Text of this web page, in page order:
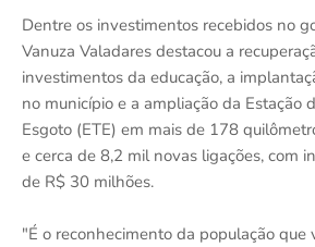
Dentre os investimentos recebidos no
Vanuza Valadares destacou a
investimentos da educação, a
no município e a ampliação da Estação
Esgoto (ETE) em mais de 178
e cerca de 8,2 mil novas ligações, com
de R$ 30 milhões.
"É o reconhecimento da população que